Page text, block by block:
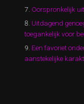
Oorspronkelijk
Uitdagend
toegankelijk voor
Een favoriet
aanstekelijke